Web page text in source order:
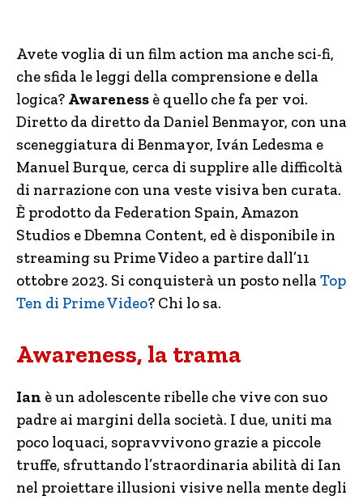
Avete voglia di un film action ma anche sci-fi,
che sfida le leggi della comprensione e della
logica? Awareness è quello che fa per voi.
Diretto da diretto da Daniel Benmayor, con una
sceneggiatura di Benmayor, Iván Ledesma e
Manuel Burque, cerca di supplire alle difficoltà
di narrazione con una veste visiva ben curata.
È prodotto da Federation Spain, Amazon
Studios e Dbemna Content, ed è disponibile in
streaming su Prime Video a partire dall’11
ottobre 2023. Si conquisterà un posto nellaTop
Ten di Prime Video? Chi lo sa.
Awareness, la trama
Ian è un adolescente ribelle che vive con suo
padre ai margini della società. I due, uniti ma
poco loquaci, sopravvivono grazie a piccole
truffe, sfruttando l’straordinaria abilità di Ian
nel proiettare illusioni visive nella mente degli